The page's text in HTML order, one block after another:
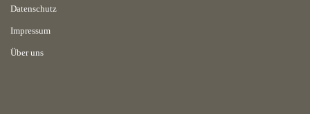
Datenschutz
Impressum
Über uns